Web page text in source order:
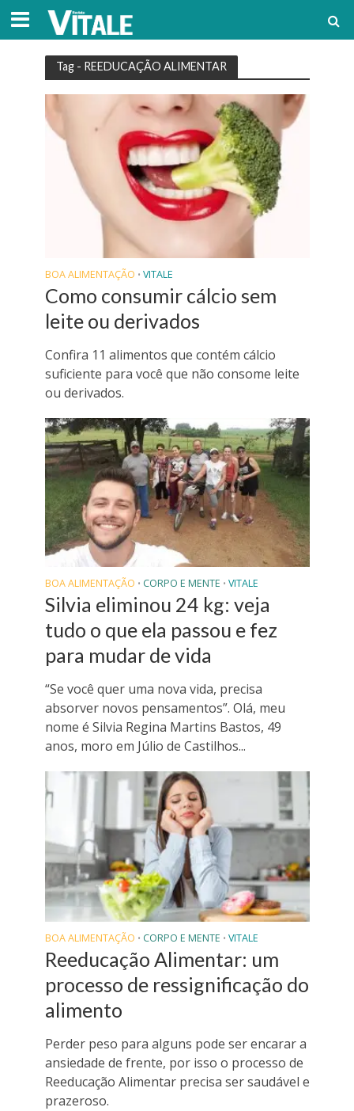
Tag - REEDUCAÇÃO ALIMENTAR
BOA ALIMENTAÇÃO • VITALE
Como consumir cálcio sem
leite ou derivados
Confira 11 alimentos que contém cálcio
suficiente para você que não consome leite
ou derivados.
BOA ALIMENTAÇÃO • CORPO E MENTE • VITALE
Silvia eliminou 24 kg: veja
tudo o que ela passou e fez
para mudar de vida
“Se você quer uma nova vida, precisa
absorver novos pensamentos”. Olá, meu
nome é Silvia Regina Martins Bastos, 49
anos, moro em Júlio de Castilhos...
BOA ALIMENTAÇÃO • CORPO E MENTE • VITALE
Reeducação Alimentar: um
processo de ressignificação do
alimento
Perder peso para alguns pode ser encarar a
ansiedade de frente, por isso o processo de
Reeducação Alimentar precisa ser saudável e
prazeroso.